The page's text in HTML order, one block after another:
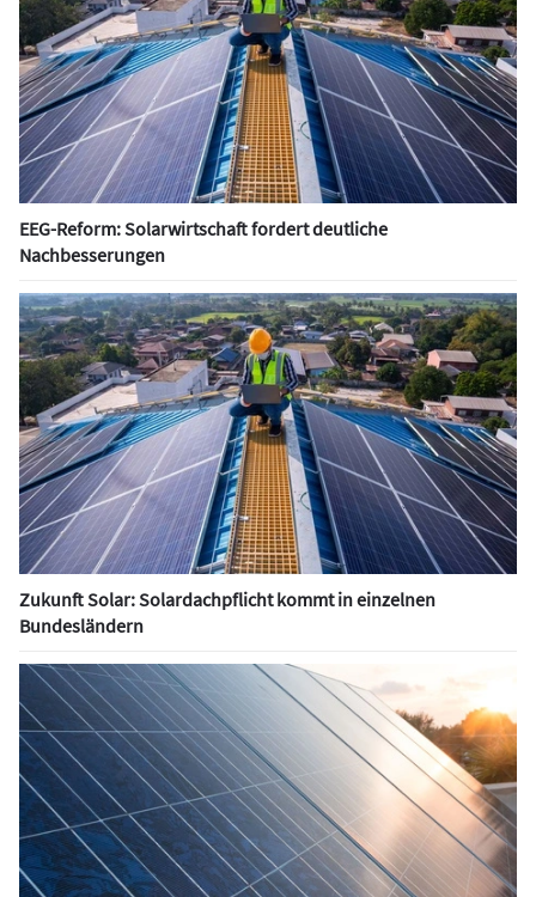
EEG-Reform: Solarwirtschaft fordert deutliche
Nachbesserungen
Zukunft Solar: Solardachpflicht kommt in einzelnen
Bundesländern